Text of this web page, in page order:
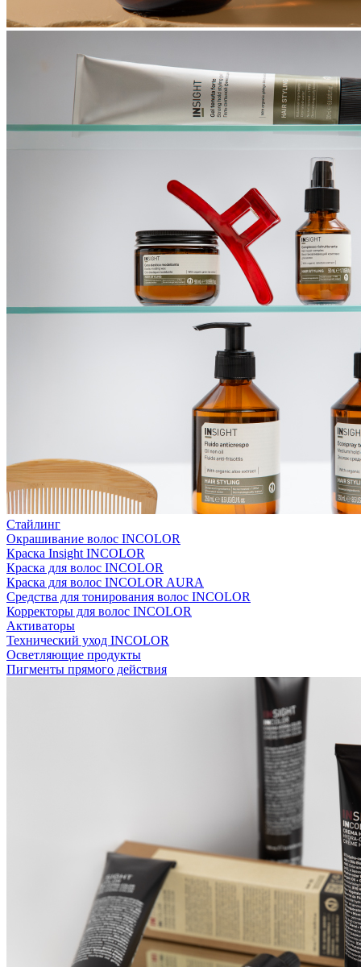
Стайлинг
Окрашивание волос INCOLOR
Краска Insight INCOLOR
Краска для волос INCOLOR
Краска для волос INCOLOR AURA
Средства для тонирования волос INCOLOR
Корректоры для волос INCOLOR
Активаторы
Технический уход INCOLOR
Осветляющие продукты
Пигменты прямого действия